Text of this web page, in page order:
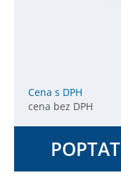
Cena s DPH
cena bez DPH
POPTAT